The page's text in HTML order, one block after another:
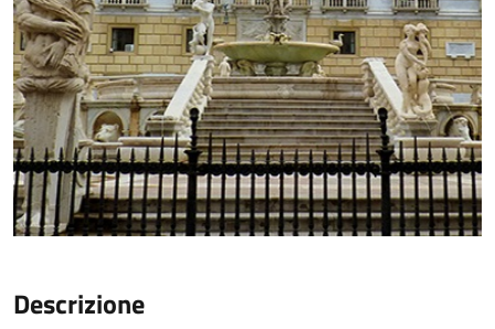
Descrizione